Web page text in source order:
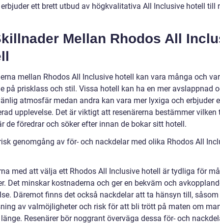
ett brett utbud av högkvalitativa All Inclusive hotell till
Mellan Rhodos All
mellan Rhodos All Inclusive hotell kan vara många och
på prisklass och stil. Vissa hotell kan ha en mer avslappnad
atmosfär medan andra kan vara mer lyxiga och erbjuder
upplevelse. Det är viktigt att resenärerna bestämmer vilken
de föredrar och söker efter innan de bokar sitt hotell.
genomgång av för- och nackdelar med olika Rhodos All
med att välja ett Rhodos All Inclusive hotell är tydliga för
Det minskar kostnaderna och ger en bekväm och
Däremot finns det också nackdelar att ta hänsyn till, såsom
av valmöjligheter och risk för att bli trött på maten om
Resenärer bör noggrant överväga dessa för- och